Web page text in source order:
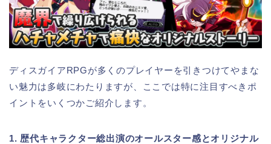
ディスガイアRPGが多くのプレイヤーを引きつけてやまな
い魅力は多岐にわたりますが、ここでは特に注目すべきポ
イントをいくつかご紹介します。
1. 歴代キャラクター総出演のオールスター感とオリジナル